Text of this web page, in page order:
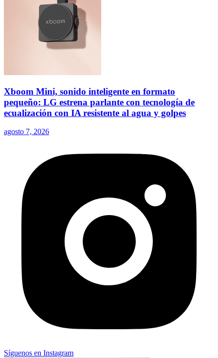
Xboom Mini, sonido inteligente en formato
pequeño: LG estrena parlante con tecnología de
ecualización con IA resistente al agua y golpes
agosto 7, 2026
Síguenos en Instagram